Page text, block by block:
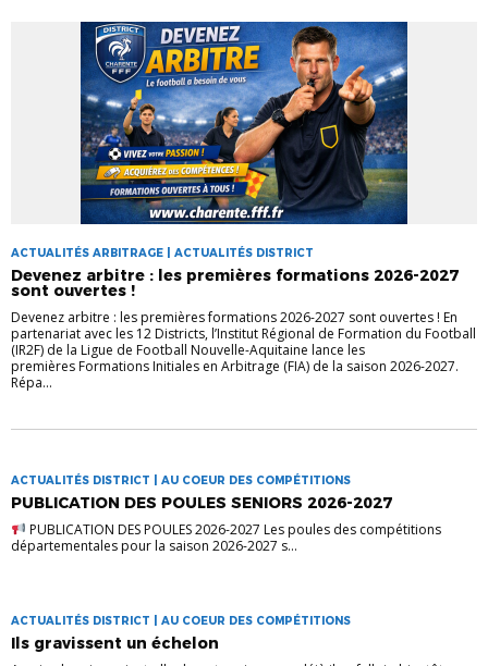
ACTUALITÉS ARBITRAGE | ACTUALITÉS DISTRICT
Devenez arbitre : les premières formations 2026-2027
sont ouvertes !
Devenez arbitre : les premières formations 2026-2027 sont ouvertes ! En
partenariat avec les 12 Districts, l’Institut Régional de Formation du Football
(IR2F) de la Ligue de Football Nouvelle-Aquitaine lance les
premières Formations Initiales en Arbitrage (FIA) de la saison 2026-2027.
Répa...
ACTUALITÉS DISTRICT | AU COEUR DES COMPÉTITIONS
PUBLICATION DES POULES SENIORS 2026-2027
PUBLICATION DES POULES 2026-2027 Les poules des compétitions
départementales pour la saison 2026-2027 s...
ACTUALITÉS DISTRICT | AU COEUR DES COMPÉTITIONS
Ils gravissent un échelon